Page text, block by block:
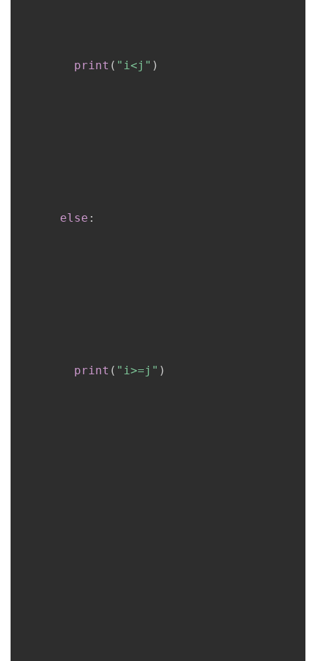
print ( "i<j" )
else :
print ( "i>=j" )